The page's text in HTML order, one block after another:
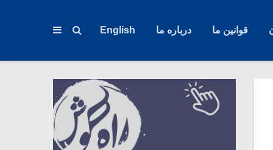
قوانین ما درباره ما English